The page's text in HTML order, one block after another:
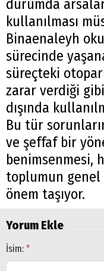
durumda
kullanılması
Binaenaleyh
sürecinde
süreçteki
zarar verdiği
dışında
Bu tür
ve şeffaf bir
benimsenmesi,
toplumun genel
önem taşıyor.
Yorum Ekle
İsim: *
Popüler